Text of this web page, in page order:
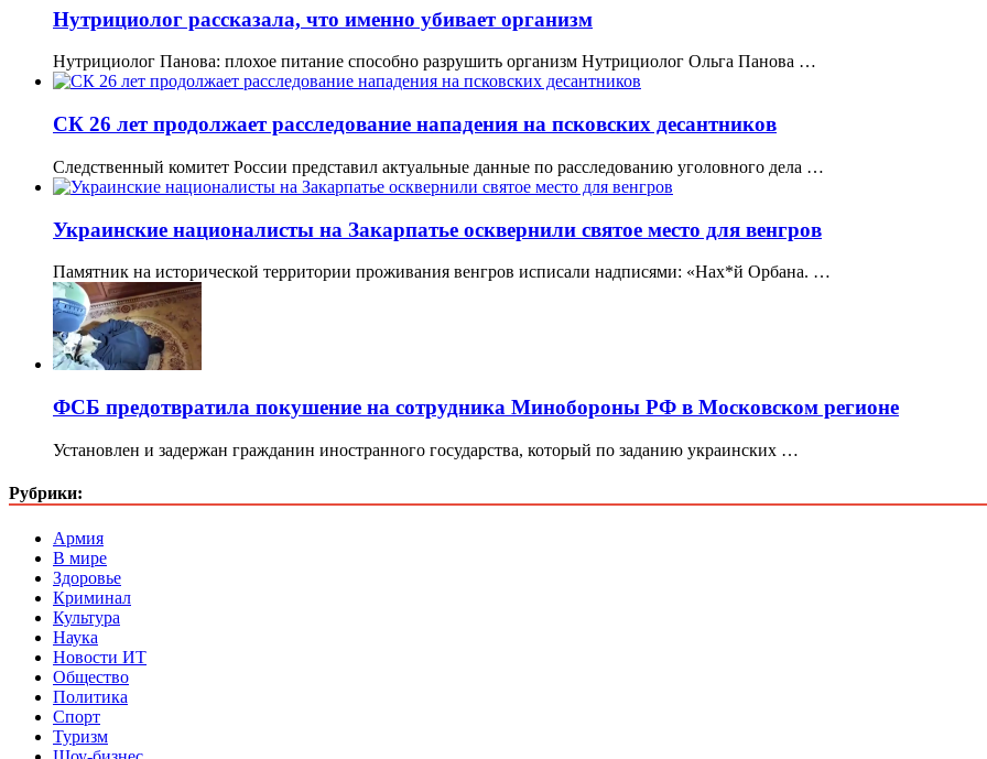
Нутрициолог рассказала, что именно убивает организм
Нутрициолог Панова: плохое питание способно разрушить организм Нутрициолог Ольга Панова …
СК 26 лет продолжает расследование нападения на псковских десантников
Следственный комитет России представил актуальные данные по расследованию уголовного дела …
Украинские националисты на Закарпатье осквернили святое место для венгров
Памятник на исторической территории проживания венгров исписали надписями: «Нах*й Орбана. …
ФСБ предотвратила покушение на сотрудника Минобороны РФ в Московском регионе
Установлен и задержан гражданин иностранного государства, который по заданию украинских …
Рубрики:
Армия
В мире
Здоровье
Криминал
Культура
Наука
Новости ИТ
Общество
Политика
Спорт
Туризм